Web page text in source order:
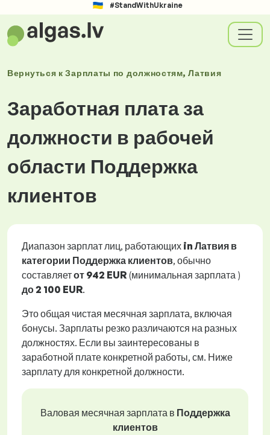
#StandWithUkraine
Вернуться кЗарплаты по должностям, Латвия
Заработная плата за
должности в рабочей
области Поддержка
клиентов
Диапазон зарплат лиц, работающих in Латвия в
категории Поддержка клиентов, обычно
составляетот 942 EUR (минимальная зарплата )
до2 100 EUR.
Это общая чистая месячная зарплата, включая
бонусы. Зарплаты резко различаются на разных
должностях. Если вы заинтересованы в
заработной плате конкретной работы, см. Ниже
зарплату для конкретной должности.
Валовая месячная зарплата в Поддержка
клиентов